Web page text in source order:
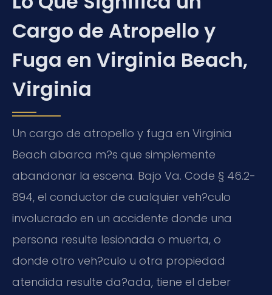
Cargo de Atropello y
Fuga en Virginia Beach,
Virginia
Un cargo de atropello y fuga en Virginia
Beach abarca m?s que simplemente
abandonar la escena. Bajo Va. Code § 46.2-
894, el conductor de cualquier veh?culo
involucrado en un accidente donde una
persona resulte lesionada o muerta, o
donde otro veh?culo u otra propiedad
atendida resulte da?ada, tiene el deber